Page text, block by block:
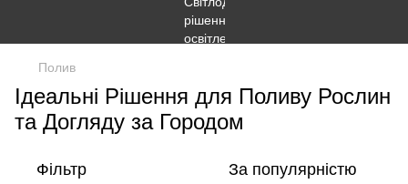
Полив
Ідеальні Рішення для Поливу Рослин
та Догляду за Городом
Фільтр За популярністю